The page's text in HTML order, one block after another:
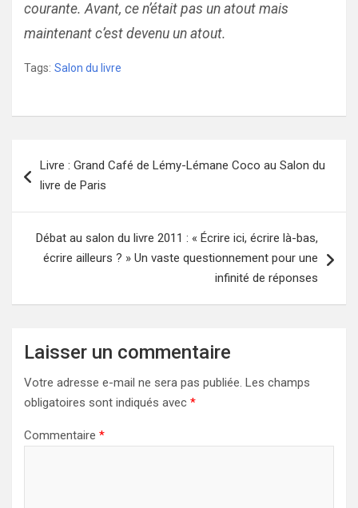
courante. Avant, ce n’était pas un atout mais
maintenant c’est devenu un atout.
Tags: Salon du livre
de
Livre : Grand Café de Lémy-Lémane Coco au Salon du
livre de Paris
Débat au salon du livre 2011 : « Écrire ici, écrire là-bas,
écrire ailleurs ? » Un vaste questionnement pour une
infinité de réponses
Laisser un commentaire
Votre adresse e-mail ne sera pas publiée. Les champs
obligatoires sont indiqués avec *
Commentaire *